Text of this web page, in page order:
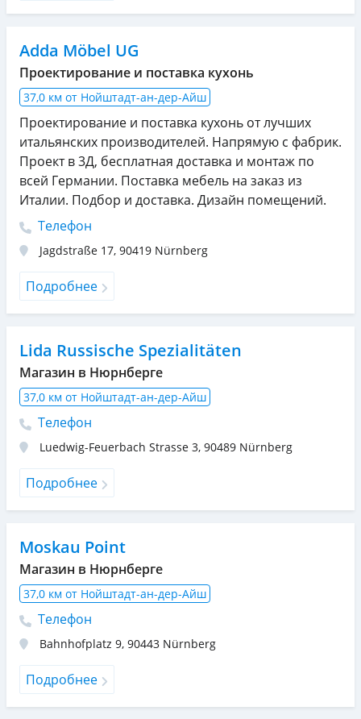
Adda Möbel UG
Проектирование и поставка кухонь
37,0 км от Нойштадт-ан-дер-Айш
Проектирование и поставка кухонь от лучших
итальянских производителей. Напрямую с фабрик.
Проект в 3Д, бесплатная доставка и монтаж по
всей Германии. Поставка мебель на заказ из
Италии. Подбор и доставка. Дизайн помещений.
Телефон
Jagdstraße 17, 90419 Nürnberg
Подробнее
Lida Russische Spezialitäten
Магазин в Нюрнберге
37,0 км от Нойштадт-ан-дер-Айш
Телефон
Luedwig-Feuerbach Strasse 3, 90489 Nürnberg
Подробнее
Moskau Point
Магазин в Нюрнберге
37,0 км от Нойштадт-ан-дер-Айш
Телефон
Bahnhofplatz 9, 90443 Nürnberg
Подробнее